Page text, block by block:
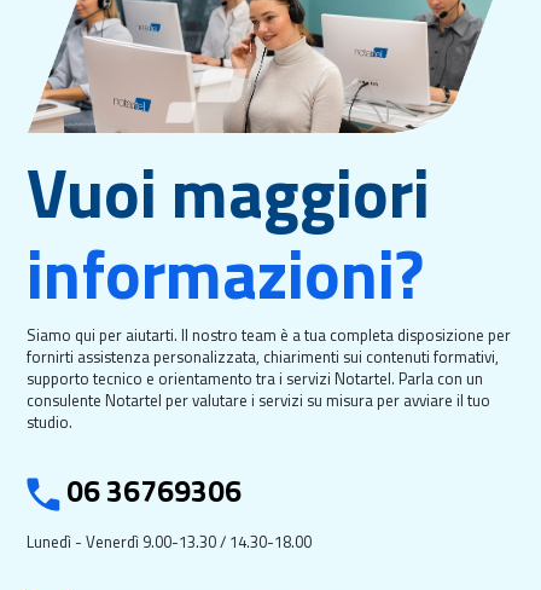
Vuoi maggiori
informazioni?
Siamo qui per aiutarti. Il nostro team è a tua completa disposizione per
fornirti assistenza personalizzata, chiarimenti sui contenuti formativi,
supporto tecnico e orientamento tra i servizi Notartel. Parla con un
consulente Notartel per valutare i servizi su misura per avviare il tuo
studio.
06 36769306
Lunedì - Venerdì 9.00-13.30 / 14.30-18.00